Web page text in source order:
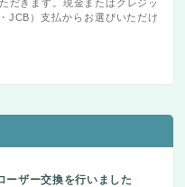
だきます。現金またはクレジッ
JCB）支払からお選びいただけ
ーザー交換を行いました